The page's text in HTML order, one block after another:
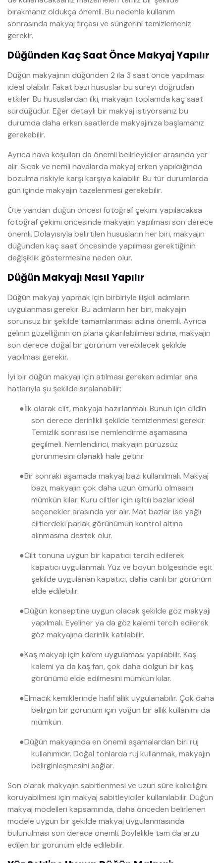
bırakmanız oldukça önemli. Bu nedenle kullanım
sonrasında makyaj fırçası ve süngerini temizlemeniz
gerekir.
Düğünden Kaç Saat Önce Makyaj Yapılır
Düğün makyajının düğünden 2 ila 3 saat önce yapılması
ideal olabilir. Fakat bazı hususlar bu süreyi doğrudan
etkiler. Bu hususlardan ilki, makyajın toplamda kaç saat
sürdüğüdür. Eğer detaylı bir makyaj istiyorsanız bu
durumda daha erken saatlerde makyajınıza başlamanız
gerekebilir.
Ayrıca hava koşulları da önemli belirleyiciler arasında yer
alır. Sıcak ve nemli havalarda makyaj erken yapıldığında
bozulma riskiyle karşı karşıya kalabilir. Bu tür durumlarda
gün içinde makyajın tazelenmesi gerekebilir.
Öte yandan düğün öncesi fotoğraf çekimi yapılacaksa
fotoğraf çekimi öncesinde makyajın yapılması son derece
önemli. Dolayısıyla belirtilen hususların her biri, makyajın
düğünden kaç saat öncesinde yapılması gerektiğinin
değişiklik göstermesine neden olur.
Düğün Makyajı Nasıl Yapılır
Düğün makyajı yapmak için birbiriyle ilişkili adımların
uygulanması gerekir. Bu adımların her biri, makyajın
sorunsuz bir şekilde tamamlanması adına önemli. Ayrıca
gelinin güzelliğinin ön plana çıkarılabilmesi adına, makyajın
son derece doğal bir görünüm verebilecek şekilde
yapılması gerekir.
İyi bir düğün makyajı için atılması gereken adımlar ana
hatlarıyla şu şekilde sıralanabilir:
●İlk olarak cilt, makyaja hazırlanmalı. Bunun için cildin
son derece derinlikli şekilde temizlenmesi gerekir.
Temizlik sonrası ise nemlendirme aşamasına
geçilmeli. Nemlendirici, makyajın pürüzsüz
görünmesini olanaklı hale getirir.
●Bir sonraki aşamada makyaj bazı kullanılmalı. Makyaj
bazı, makyajın çok daha uzun ömürlü olmasını
mümkün kılar. Kuru ciltler için ışıltılı bazlar ideal
seçenekler arasında yer alır. Mat bazlar ise yağlı
ciltlerdeki parlak görünümün kontrol altına
alınmasına destek olur.
●Cilt tonuna uygun bir kapatıcı tercih edilerek
kapatıcı uygulanmalı. Yüz ve boyun bölgesinde eşit
şekilde uygulanan kapatıcı, daha canlı bir görünüm
elde edilebilir.
●Düğün konseptine uygun olacak şekilde göz makyajı
yapılmalı. Eyeliner ya da göz kalemi tercih edilerek
göz makyajına derinlik katılabilir.
●Kaş makyajı için kalem uygulaması yapılabilir. Kaş
kalemi ya da kaş farı, çok daha dolgun bir kaş
görünümü elde edilmesini mümkün kılar.
●Elmacık kemiklerinde hafif allık uygulanabilir. Çok daha
belirgin bir görünüm için yoğun bir allık kullanımı da
mümkün.
●Düğün makyajında en önemli aşamalardan biri ruj
kullanımıdır. Doğal tonlarda ruj kullanmak, makyajın
belirginleşmesini sağlar.
Son olarak makyajın sabitlenmesi ve uzun süre kalıcılığını
koruyabilmesi için makyaj sabitleyiciler kullanılabilir. Düğün
makyaj modelleri kapsamında, daha önceden belirlenen
modele uygun bir şekilde makyaj uygulanmasında
bulunulması son derece önemli. Böylelikle tam da arzu
edilen bir görünüm elde edilebilir.